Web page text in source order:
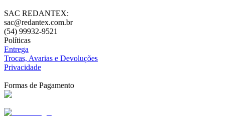
SAC REDANTEX:
sac@redantex.com.br
(54) 99932-9521
Políticas
Entrega
Trocas, Avarias e Devoluções
Privacidade
Formas de Pagamento